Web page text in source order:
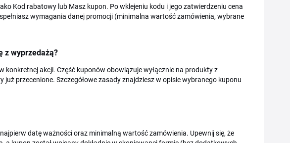
Kod rabatowy lub Masz kupon. Po wklejeniu kodu i jego zatwierdzeniu cena
wymagania danej promocji (minimalna wartość zamówienia, wybrane
z wyprzedażą?
akcji. Część kuponów obowiązuje wyłącznie na produkty z
przecenione. Szczegółowe zasady znajdziesz w opisie wybranego kuponu
datę ważności oraz minimalną wartość zamówienia. Upewnij się, że